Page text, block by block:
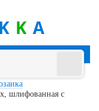
K A
шлифованная с